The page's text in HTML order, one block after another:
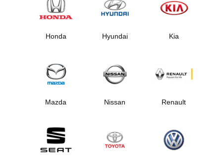
Honda Hyundai Kia
Mazda Nissan Renault